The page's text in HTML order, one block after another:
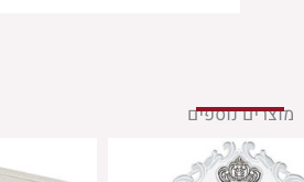
מוצרים נוספים